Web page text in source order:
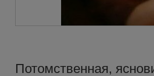
Потомственная,